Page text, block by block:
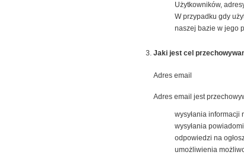
Użytkowników,
W przypadku gdy
naszej bazie w jego
Jaki jest cel
Adres email
Adres email jest
wysyłania informacji
wysyłania
odpowiedzi na
umożliwienia